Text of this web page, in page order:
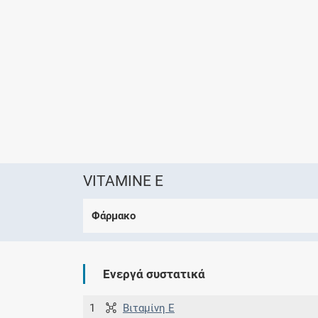
VITAMINE E
Φάρμακο
Ενεργά συστατικά
1 Βιταμίνη E